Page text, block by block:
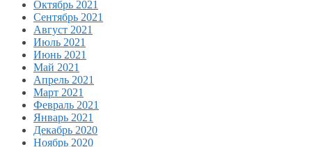
Октябрь 2021
Сентябрь 2021
Август 2021
Июль 2021
Июнь 2021
Май 2021
Апрель 2021
Март 2021
Февраль 2021
Январь 2021
Декабрь 2020
Ноябрь 2020